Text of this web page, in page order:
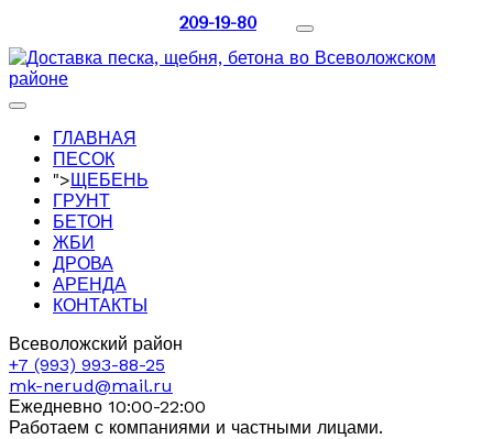
209-19-80
ГЛАВНАЯ
ПЕСОК
">ЩЕБЕНЬ
ГРУНТ
БЕТОН
ЖБИ
ДРОВА
АРЕНДА
КОНТАКТЫ
Всеволожский район
+7 (993) 993-88-25
mk-nerud@mail.ru
Ежедневно 10:00-22:00
Работаем с компаниями и частными лицами.